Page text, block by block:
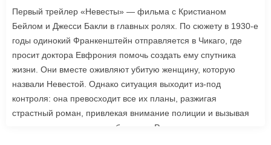
Первый трейлер «Невесты» — фильма с Кристианом
Бейлом и Джесси Бакли в главных ролях. По сюжету в 1930-е
годы одинокий Франкенштейн отправляется в Чикаго, где
просит доктора Евфрония помочь создать ему спутника
жизни. Они вместе оживляют убитую женщину, которую
назвали Невестой. Однако ситуация выходит из-под
контроля: она превосходит все их планы, разжигая
страстный роман, привлекая внимание полиции и вызывая
радикальную реакцию в обществе. Роли также исполнили